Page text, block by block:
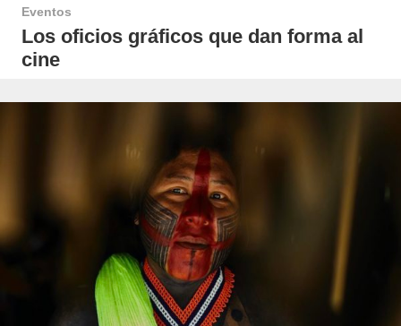
Eventos
Los oficios gráficos que dan forma al
cine